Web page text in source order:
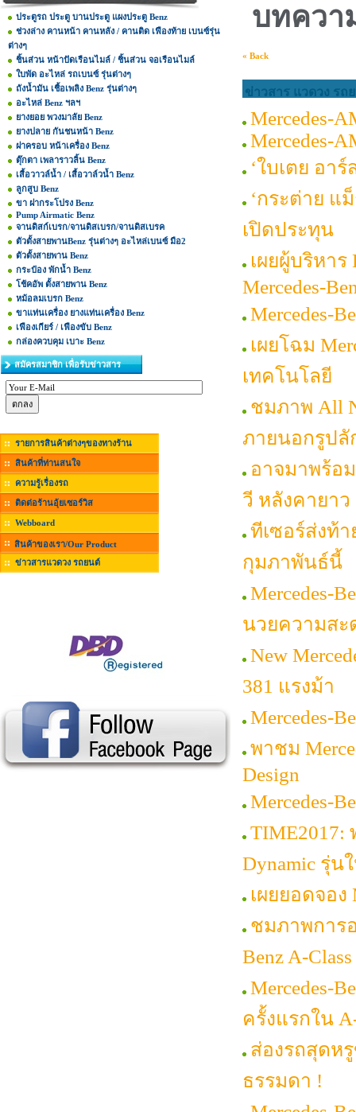
ประตูรถ ประตู บานประตู แผงประตู Benz
ช่วงล่าง คานหน้า คานหลัง / คานติด เฟืองท้าย เบนซ์รุ่น
ต่างๆ
ชิ้นส่วน หน้าปัดเรือนไมล์ / ชิ้นส่วน จอเรือนไมล์
ใบพัด อะไหล่ รถเบนซ์ รุ่นต่างๆ
ถังน้ำมัน เชื้อเพลิง Benz รุ่นต่างๆ
อะไหล่ Benz ฯลฯ
ยางยอย พวงมาลัย Benz
ยางปลาย กันชนหน้า Benz
ฝาครอบ หน้าเครื่อง Benz
ตุ๊กตา เพลาราวลิ้น Benz
เสื้อวาวล์น้ำ / เสื้อวาล์วน้ำ Benz
ลูกสูบ Benz
ขา ฝากระโปรง Benz
Pump Airmatic Benz
จานดิสก์เบรก/จานดิสเบรก/จานดิสเบรค
ตัวตั้งสายพานBenz รุ่นต่างๆ อะไหล่เบนซ์ มือ2
ตัวตั้งสายพาน Benz
กระป๋อง พักน้ำ Benz
โช้คอัพ ตั้งสายพาน Benz
หม้อลมเบรก Benz
ขาแท่นเครื่อง ยางแท่นเครื่อง Benz
เฟืองเกียร์ / เฟืองขับ Benz
กล่องควบคุม เบาะ Benz
สมัครสมาชิก เพื่อรับข่าวสาร
รายการสินค้าต่างๆของทางร้าน
สินค้าที่ท่านสนใจ
ความรู้เรื่องรถ
ติดต่อร้านอุ้ยเซอร์วิส
Webboard
สินค้าของเรา/Our Product
ข่าวสารแวดวง รถยนต์
บทควา
« Back
ข่าวสาร แวดวง รถ
Mercedes-
Mercedes-
‘ใบเตย อา
‘กระต่าย แ
เปิดประทุน
เผยผู้บริหา
Mercedes-
Mercedes-
เผยโฉม
เทคโนโลยี
ชมภาพ All
ภายนอกรูป
อาจมาพร้อม
วี หลังคายา
ทีเซอร์ส่งท้า
กุมภาพันธ์นี้
Mercedes-
นวยความสะ
New
381 แรงม้า
Mercedes-
พาชม
Design
Mercedes-
TIME2017:
Dynamic รุ่น
เผยยอดจอง
ชมภาพการ
Benz A-
Mercedes-
ครั้งแรกใน
ส่องรถสุดห
ธรรมดา !